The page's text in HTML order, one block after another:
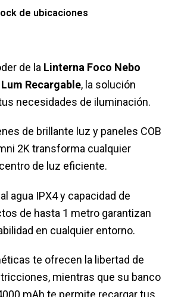
de ubicaciones
de la Linterna Foco Nebo
Recargable, la solución
necesidades de iluminación.
de brillante luz y paneles COB
2K transforma cualquier
de luz eficiente.
agua IPX4 y capacidad de
de hasta 1 metro garantizan
en cualquier entorno.
te ofrecen la libertad de
mientras que su banco
mAh te permite recargar tus